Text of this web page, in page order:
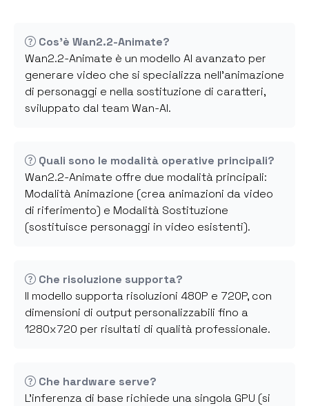
Cos'è Wan2.2-Animate?
Wan2.2-Animate è un modello AI avanzato per
generare video che si specializza nell'animazione
di personaggi e nella sostituzione di caratteri,
sviluppato dal team Wan-AI.
Quali sono le modalità operative principali?
Wan2.2-Animate offre due modalità principali:
Modalità Animazione (crea animazioni da video
di riferimento) e Modalità Sostituzione
(sostituisce personaggi in video esistenti).
Che risoluzione supporta?
Il modello supporta risoluzioni 480P e 720P, con
dimensioni di output personalizzabili fino a
1280x720 per risultati di qualità professionale.
Che hardware serve?
L'inferenza di base richiede una singola GPU (si